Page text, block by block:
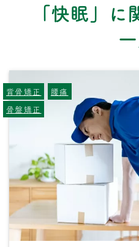
「快眠」
背骨矯正
腰痛
骨盤矯正